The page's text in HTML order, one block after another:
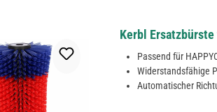
Kerbl Ersatzbürste
Passend für
Widerstandsfähige
Automatischer